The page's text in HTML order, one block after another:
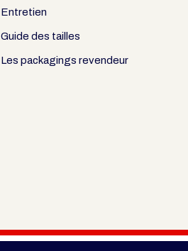
Entretien
Guide des tailles
Les packagings revendeur